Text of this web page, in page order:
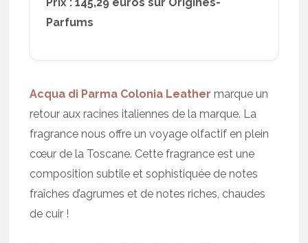
Parfums
Acqua di Parma Colonia Leather marque un
retour aux racines italiennes de la marque. La
fragrance nous offre un voyage olfactif en plein
cœur de la Toscane. Cette fragrance est une
composition subtile et sophistiquée de notes
fraîches d’agrumes et de notes riches, chaudes
de cuir !